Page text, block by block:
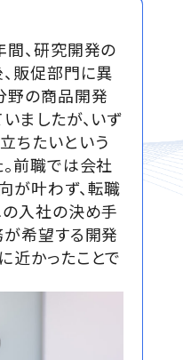
、研究開発の
販促部門に異
野の商品開発
ましたが、いず
ちたいという
前職では会社
が叶わず、転職
の入社の決め手
が希望する開発
近かったことで